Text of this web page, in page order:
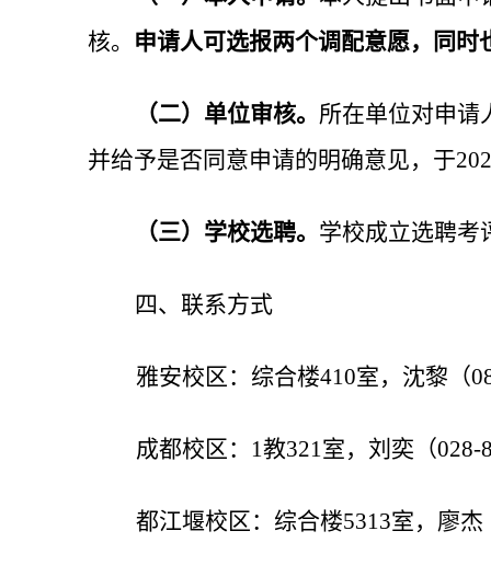
核。 申请人可选报两个调配意愿，同
（二）单位审核。 所在单位对申请
并给予是否同意申请的明确意见，于202
（三）学校选聘。 学校成立选聘考
四、联系方式
雅安校区：综合楼410室，沈黎（
成都校区： 1教321室，刘奕（028-
都江堰校区：综合楼5313室，廖杰